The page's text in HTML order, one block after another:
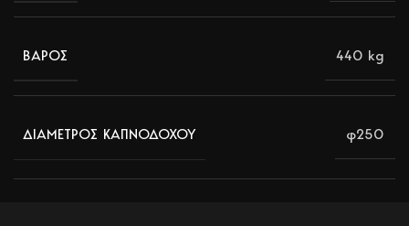
ΒΑΡΟΣ 440 kg
ΔΙΑΜΕΤΡΟΣ ΚΑΠΝΟΔΟΧΟΥ φ250